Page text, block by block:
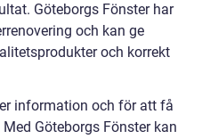
Göteborgs Fönster har
och kan ge
och korrekt
information och för att få
Göteborgs Fönster kan